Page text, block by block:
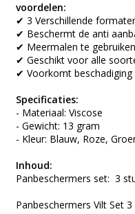
voordelen:
✔ 3 Verschillende
✔ Beschermt de anti
✔ Meermalen te gebruiken
✔ Geschikt voor alle
✔ Voorkomt beschadiging
Specificaties:
- Materiaal: Viscose
- Gewicht: 13 gram
- Kleur: Blauw, Roze,
Inhoud:
Panbeschermers set: 3
Panbeschermers Vilt Set